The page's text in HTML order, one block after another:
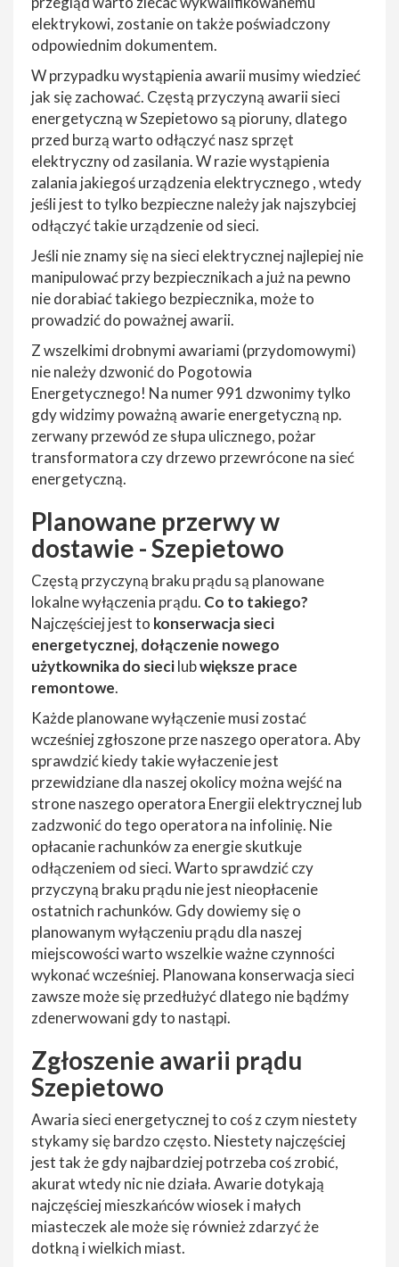
elektrykowi, zostanie on także poświadczony
odpowiednim dokumentem.
W przypadku wystąpienia awarii musimy wiedzieć
jak się zachować. Częstą przyczyną awarii sieci
energetyczną w Szepietowo są pioruny, dlatego
przed burzą warto odłączyć nasz sprzęt
elektryczny od zasilania. W razie wystąpienia
zalania jakiegoś urządzenia elektrycznego , wtedy
jeśli jest to tylko bezpieczne należy jak najszybciej
odłączyć takie urządzenie od sieci.
Jeśli nie znamy się na sieci elektrycznej najlepiej nie
manipulować przy bezpiecznikach a już na pewno
nie dorabiać takiego bezpiecznika, może to
prowadzić do poważnej awarii.
Z wszelkimi drobnymi awariami (przydomowymi)
nie należy dzwonić do Pogotowia
Energetycznego! Na numer 991 dzwonimy tylko
gdy widzimy poważną awarie energetyczną np.
zerwany przewód ze słupa ulicznego, pożar
transformatora czy drzewo przewrócone na sieć
energetyczną.
Planowane przerwy w
dostawie - Szepietowo
Częstą przyczyną braku prądu są planowane
lokalne wyłączenia prądu. Co to takiego?
Najczęściej jest to konserwacja sieci
energetycznej, dołączenie nowego
użytkownika do siecilubwiększe prace
remontowe.
Każde planowane wyłączenie musi zostać
wcześniej zgłoszone prze naszego operatora. Aby
sprawdzić kiedy takie wyłaczenie jest
przewidziane dla naszej okolicy można wejść na
strone naszego operatora Energii elektrycznej lub
zadzwonić do tego operatora na infolinię. Nie
opłacanie rachunków za energie skutkuje
odłączeniem od sieci. Warto sprawdzić czy
przyczyną braku prądu nie jest nieopłacenie
ostatnich rachunków. Gdy dowiemy się o
planowanym wyłączeniu prądu dla naszej
miejscowości warto wszelkie ważne czynności
wykonać wcześniej. Planowana konserwacja sieci
zawsze może się przedłużyć dlatego nie bądźmy
zdenerwowani gdy to nastąpi.
Zgłoszenie awarii prądu
Szepietowo
Awaria sieci energetycznej to coś z czym niestety
stykamy się bardzo często. Niestety najczęściej
jest tak że gdy najbardziej potrzeba coś zrobić,
akurat wtedy nic nie działa. Awarie dotykają
najczęściej mieszkańców wiosek i małych
miasteczek ale może się również zdarzyć że
dotkną i wielkich miast.